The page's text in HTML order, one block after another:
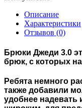
Описание
Характеристики
Отзывов (0)
Брюки Джеди 3.0
брюк, с которых
Ребята немного
также добавили
удобнее надевать